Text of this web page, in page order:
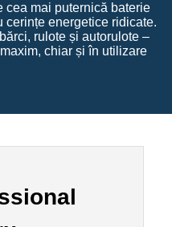
cea mai puternică baterie
cerințe energetice ridicate.
rulote și autorulote –
chiar și în utilizare